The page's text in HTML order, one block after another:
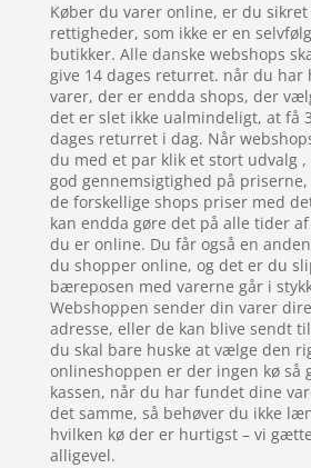
Køber du varer online, er du
rettigheder, som ikke er en
butikker. Alle danske webshops
give 14 dages returret. når du har
varer, der er endda shops, der
det er slet ikke ualmindeligt, at få
dages returret i dag. Når
du med et par klik et stort udvalg ,
god gennemsigtighed på
de forskellige shops priser med
kan endda gøre det på alle tider
du er online. Du får også en
du shopper online, og det er du
bæreposen med varerne går i
Webshoppen sender din varer
adresse, eller de kan blive sendt
du skal bare huske at vælge den
onlineshoppen er der ingen kø så
kassen, når du har fundet dine
det samme, så behøver du ikke
hvilken kø der er hurtigst – vi
alligevel.